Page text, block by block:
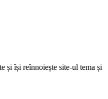
și își reînnoiește site-ul tema și